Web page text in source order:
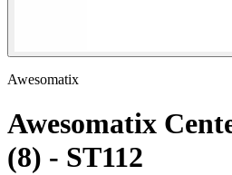
Awesomatix
Awesomatix
(8) - ST112